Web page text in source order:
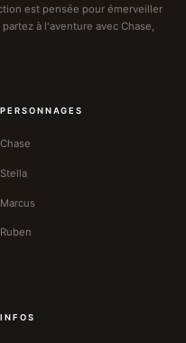
est pensée pour émerveiller
à l'aventure avec Chase,
PERSONNAGES
Chase
Stella
Marcus
Ruben
INFOS